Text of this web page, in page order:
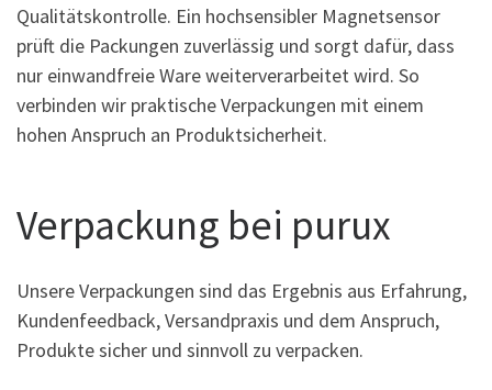
Qualitätskontrolle. Ein hochsensibler Magnetsensor
prüft die Packungen zuverlässig und sorgt dafür, dass
nur einwandfreie Ware weiterverarbeitet wird. So
verbinden wir praktische Verpackungen mit einem
hohen Anspruch an Produktsicherheit.
Verpackung bei purux
Unsere Verpackungen sind das Ergebnis aus Erfahrung,
Kundenfeedback, Versandpraxis und dem Anspruch,
Produkte sicher und sinnvoll zu verpacken.